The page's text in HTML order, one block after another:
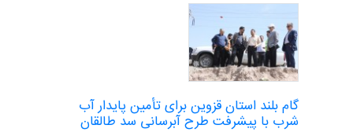
گام بلند استان قزوین برای تأمین پایدار آب
شرب با پیشرفت طرح آبرسانی سد طالقان